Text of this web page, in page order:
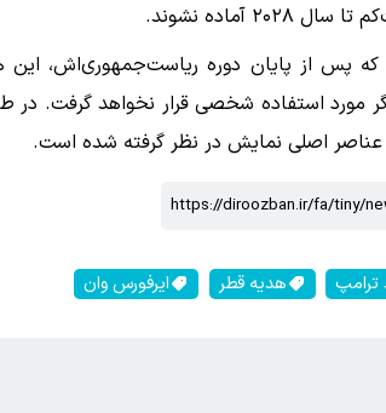
آماده نشوند.
که پس از پایان دوره ریاست‌جمهوری‌اش، این
مورد استفاده شخصی قرار نخواهد گرفت. در
عناصر اصلی نمایش در نظر گرفته شده است.
ترامپ هدیه قطر ایرفورس وان